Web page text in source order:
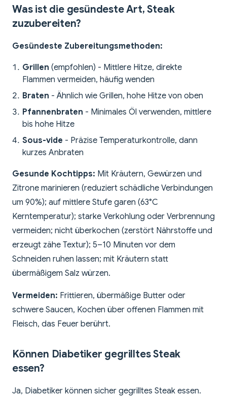
Was ist die gesündeste Art, Steak
zuzubereiten?
Gesündeste Zubereitungsmethoden:
Grillen (empfohlen) - Mittlere Hitze, direkte
Flammen vermeiden, häufig wenden
Braten - Ähnlich wie Grillen, hohe Hitze von oben
Pfannenbraten - Minimales Öl verwenden, mittlere
bis hohe Hitze
Sous-vide - Präzise Temperaturkontrolle, dann
kurzes Anbraten
Gesunde Kochtipps: Mit Kräutern, Gewürzen und
Zitrone marinieren (reduziert schädliche Verbindungen
um 90%); auf mittlere Stufe garen (63°C
Kerntemperatur); starke Verkohlung oder Verbrennung
vermeiden; nicht überkochen (zerstört Nährstoffe und
erzeugt zähe Textur); 5–10 Minuten vor dem
Schneiden ruhen lassen; mit Kräutern statt
übermäßigem Salz würzen.
Vermeiden: Frittieren, übermäßige Butter oder
schwere Saucen, Kochen über offenen Flammen mit
Fleisch, das Feuer berührt.
Können Diabetiker gegrilltes Steak
essen?
Ja, Diabetiker können sicher gegrilltes Steak essen.